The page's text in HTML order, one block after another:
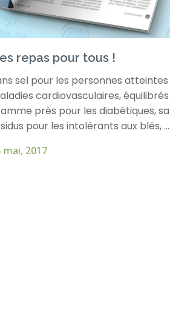
repas pour tous !
sel pour les personnes atteintes
cardiovasculaires,
près pour les diabétiques,
pour les intolérants aux blés, ...
mai, 2017